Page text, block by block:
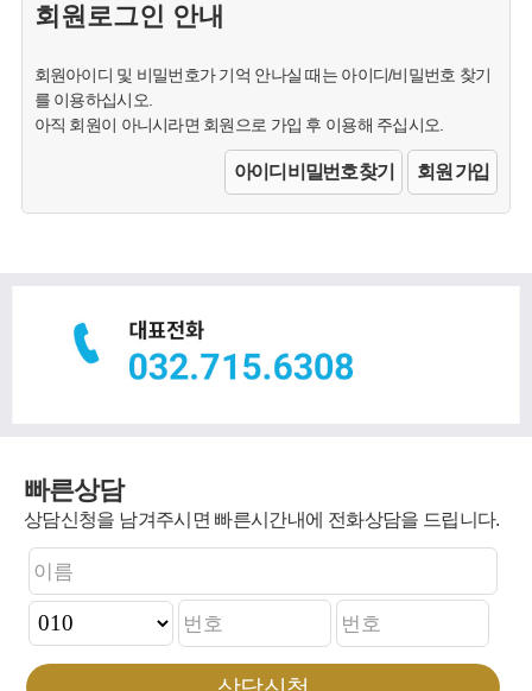
회원로그인 안내
회원아이디 및 비밀번호가 기억 안나실 때는 아이디/비밀번호 찾기
를 이용하십시오.
아직 회원이 아니시라면 회원으로 가입 후 이용해 주십시오.
아이디 비밀번호 찾기 회원 가입
빠른상담
상담신청을 남겨주시면 빠른시간내에 전화상담을 드립니다.